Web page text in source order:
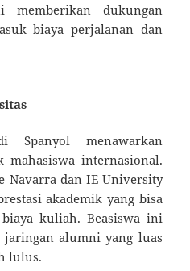
memberikan dukungan
biaya perjalanan dan
Spanyol menawarkan
internasional.
Navarra dan IE University
akademik yang bisa
kuliah. Beasiswa ini
jaringan alumni yang luas
lulus.